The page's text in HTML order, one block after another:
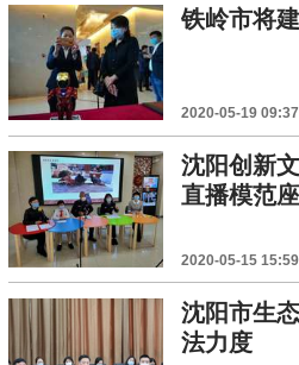
铁岭市将
2020-05-19
沈阳创新
直播模范
2020-05-15
沈阳市生
法力度